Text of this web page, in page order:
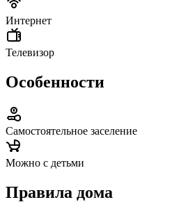
Интернет
Телевизор
Особенности
Самостоятельное заселение
Можно с детьми
Правила дома